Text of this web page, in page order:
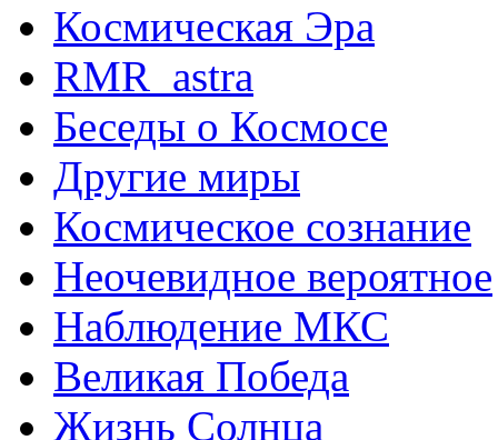
Космическая Эра
RMR_astra
Беседы о Космосе
Другие миры
Космическое сознание
Неочевидное вероятное
Наблюдение МКС
Великая Победа
Жизнь Солнца